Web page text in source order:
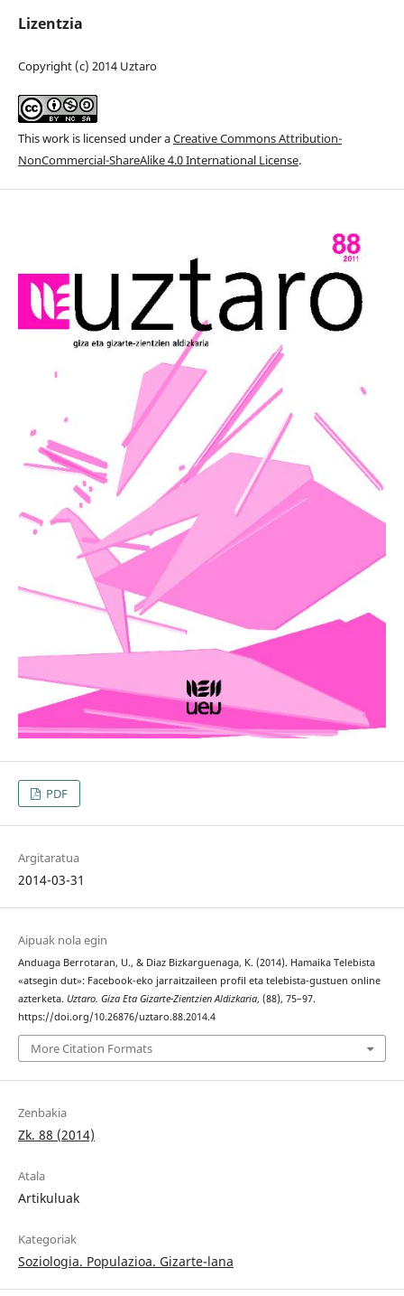
Lizentzia
Copyright (c) 2014 Uztaro
This work is licensed under aCreative Commons Attribution-
NonCommercial-ShareAlike 4.0 International License.
PDF
Argitaratua
2014-03-31
Aipuak nola egin
Anduaga Berrotaran, U., & Diaz Bizkarguenaga, K. (2014). Hamaika Telebista
«atsegin dut»: Facebook-eko jarraitzaileen profil eta telebista-gustuen online
azterketa. Uztaro. Giza Eta Gizarte-Zientzien Aldizkaria, (88), 75–97.
https://doi.org/10.26876/uztaro.88.2014.4
More Citation Formats
Zenbakia
Zk. 88 (2014)
Atala
Artikuluak
Kategoriak
Soziologia. Populazioa. Gizarte-lana